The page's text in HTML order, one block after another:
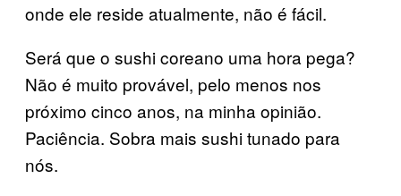
onde ele reside atualmente, não é fácil.
Será que o sushi coreano uma hora pega?
Não é muito provável, pelo menos nos
próximo cinco anos, na minha opinião.
Paciência. Sobra mais sushi tunado para
nós.